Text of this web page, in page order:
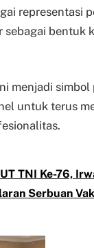
representasi
sebagai bentuk
menjadi
untuk terus
TNI Ke-76,
Serbuan